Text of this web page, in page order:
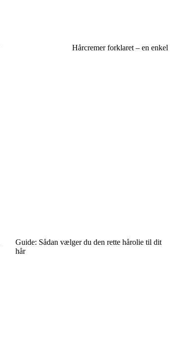
Hårcremer forklaret – en
Guide: Sådan vælger du den rette hårolie til dit
hår